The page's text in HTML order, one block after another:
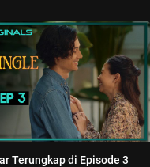
Terungkap di Episode 3